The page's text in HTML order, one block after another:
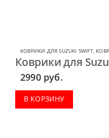
КОВРИКИ ДЛЯ SUZUKI SWIFT,
Коврики для
2990 руб.
В КОРЗИНУ